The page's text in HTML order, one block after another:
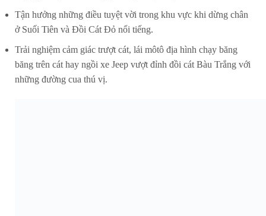
Tận hưởng những điều tuyệt vời trong khu vực khi dừng chân
ở Suối Tiên và Đồi Cát Đỏ nổi tiếng.
Trải nghiệm cảm giác trượt cát, lái môtô địa hình chạy băng
băng trên cát hay ngồi xe Jeep vượt đỉnh đồi cát Bàu Trắng với
những đường cua thú vị.